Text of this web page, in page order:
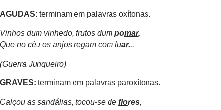
AGUDAS: terminam em palavras oxítonas.
Vinhos dum vinhedo, frutos dum pomar,
Que no céu os anjos regam com luar...
(Guerra Junqueiro)
GRAVES: terminam em palavras paroxítonas.
Calçou as sandálias, tocou-se de flores,